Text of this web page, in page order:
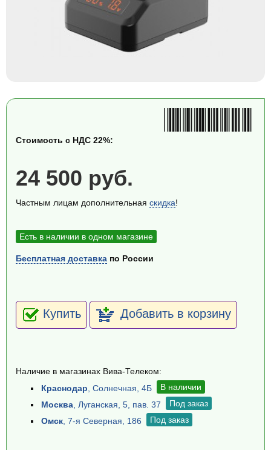
Стоимость с НДС 22%:
24 500 руб.
Частным лицам дополнительная скидка!
Есть в наличии в одном магазине
Бесплатная доставка по России
Купить Добавить в корзину
Наличие в магазинах Вива-Телеком:
Краснодар , Солнечная, 4Б
В наличии
Москва , Луганская, 5, пав. 37
Под заказ
Омск , 7-я Северная, 186 Под заказ